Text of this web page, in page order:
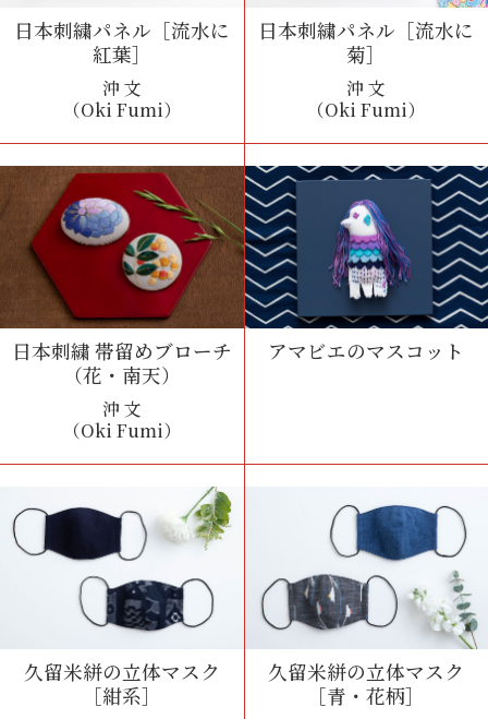
日本刺繍パネル［流水に
紅葉］
沖 文
（Oki Fumi）
日本刺繍パネル［流水に
菊］
沖 文
（Oki Fumi）
日本刺繍 帯留めブローチ
（花・南天）
沖 文
（Oki Fumi）
アマビエのマスコット
久留米絣の立体マスク
［紺系］
久留米絣の立体マスク
［青・花柄］